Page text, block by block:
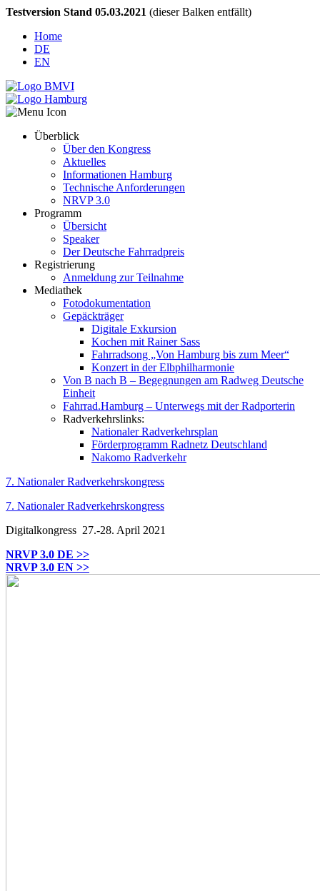
Testversion Stand 05.03.2021 (dieser Balken entfällt)
Home
DE
EN
Überblick
Über den Kongress
Aktuelles
Informationen Hamburg
Technische Anforderungen
NRVP 3.0
Programm
Übersicht
Speaker
Der Deutsche Fahrradpreis
Registrierung
Anmeldung zur Teilnahme
Mediathek
Fotodokumentation
Gepäckträger
Digitale Exkursion
Kochen mit Rainer Sass
Fahrradsong „Von Hamburg bis zum Meer“
Konzert in der Elbphilharmonie
Von B nach B – Begegnungen am Radweg Deutsche
Einheit
Fahrrad.Hamburg – Unterwegs mit der Radporterin
Radverkehrslinks:
Nationaler Radverkehrsplan
Förderprogramm Radnetz Deutschland
Nakomo Radverkehr
7. Nationaler Radverkehrskongress
7. Nationaler Radverkehrskongress
Digitalkongress 27.-28. April 2021
NRVP 3.0 DE >>
NRVP 3.0 EN >>